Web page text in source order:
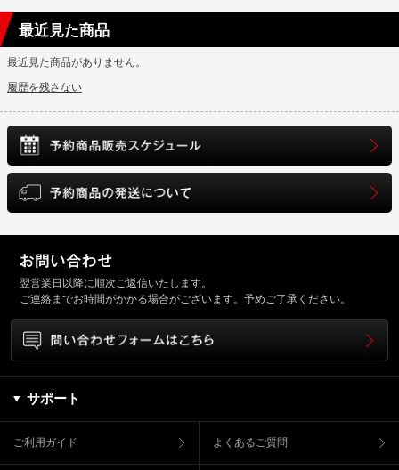
最近見た商品
最近見た商品がありません。
履歴を残さない
翌営業日以降に順次ご返信いたします。
ご連絡までお時間がかかる場合がございます。予めご了承ください。
サポート
ご利用ガイド よくあるご質問